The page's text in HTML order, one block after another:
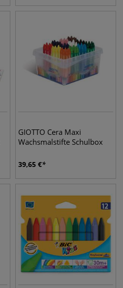
GIOTTO Cera Maxi
Wachsmalstifte Schulbox
39,65 €